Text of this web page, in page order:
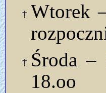
Wtorek
Środa
18.oo